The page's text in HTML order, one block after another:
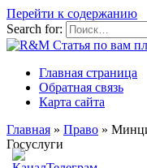
Перейти к содержанию
Search for:
Главная страница
Обратная связь
Карта сайта
Главная » Право »
Госуслуги